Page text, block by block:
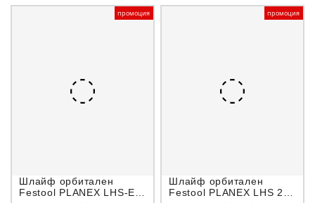
промоция
Шлайф орбитален
Festool PLANEX LHS-E
промоция
Шлайф орбитален
Festool PLANEX LHS 2-